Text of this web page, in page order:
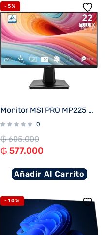
-5%
Monitor MSI PRO MP225 E12VL 21.5″ FHD/100Hz/1ms
0
₲605.000
₲ 577.000
Añadir Al Carrito
-10%